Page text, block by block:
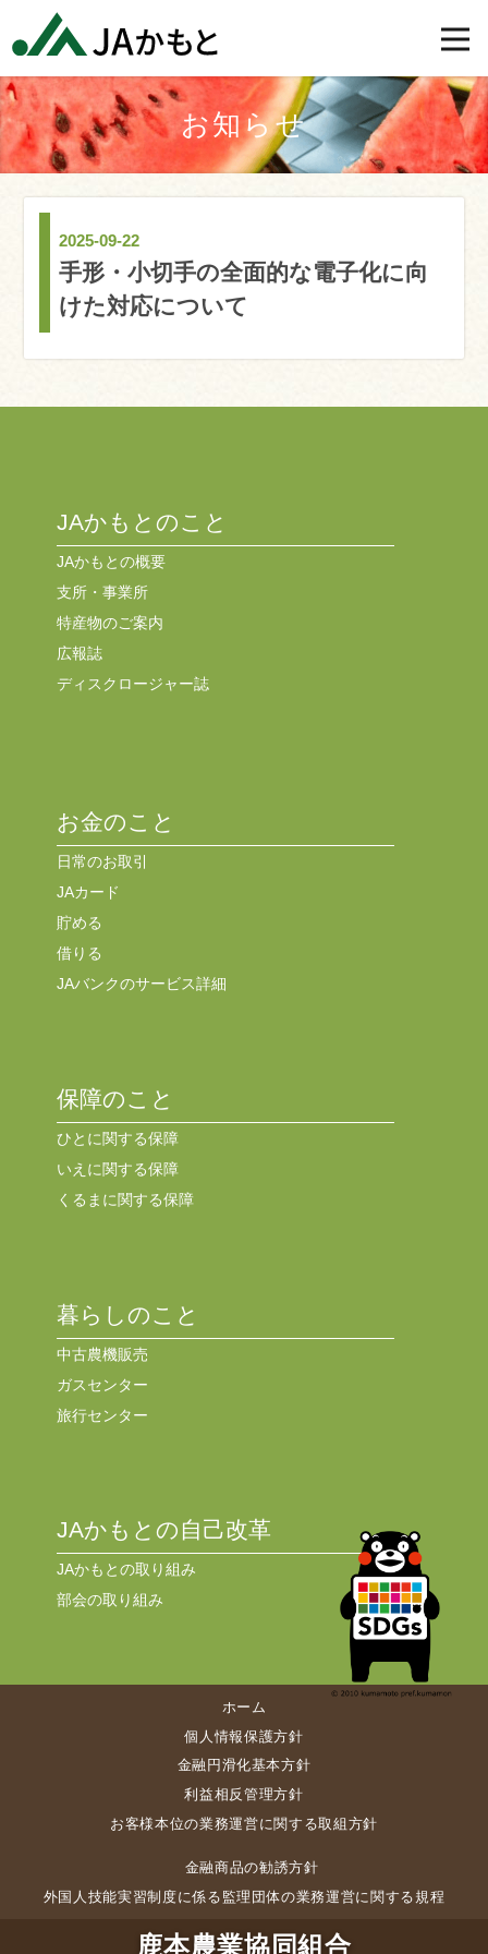
お知らせ
2025-09-22
手形・小切手の全面的な電子化に向
けた対応について
JAかもとのこと
JAかもとの概要
支所・事業所
特産物のご案内
広報誌
ディスクロージャー誌
お金のこと
日常のお取引
JAカード
貯める
借りる
JAバンクのサービス詳細
保障のこと
ひとに関する保障
いえに関する保障
くるまに関する保障
暮らしのこと
中古農機販売
ガスセンター
旅行センター
JAかもとの自己改革
JAかもとの取り組み
部会の取り組み
ホーム
個人情報保護方針
金融円滑化基本方針
利益相反管理方針
お客様本位の業務運営に関する取組方針
金融商品の勧誘方針
外国人技能実習制度に係る監理団体の業務運営に関する規程
鹿本農業協同組合